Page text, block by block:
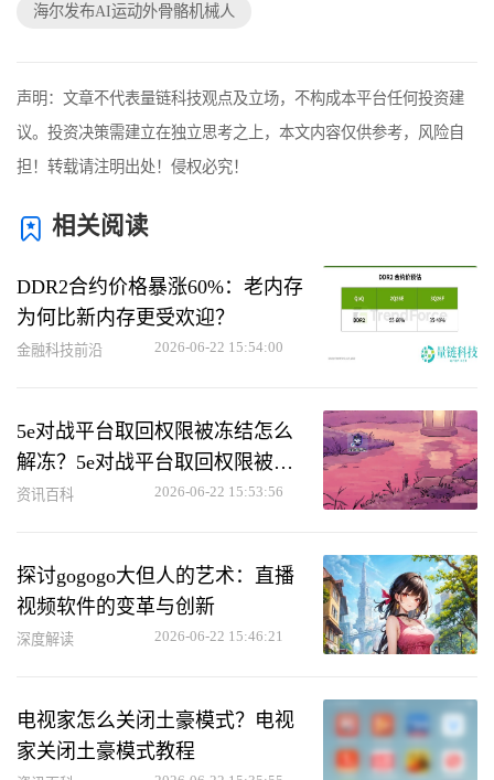
海尔发布AI运动外骨骼机械人
声明：文章不代表量链科技观点及立场，不构成本平台任何投资建
议。投资决策需建立在独立思考之上，本文内容仅供参考，风险自
担！转载请注明出处！侵权必究！
相关阅读
DDR2合约价格暴涨60%：老内存
为何比新内存更受欢迎？
金融科技前沿 2026-06-22 15:54:00
5e对战平台取回权限被冻结怎么
解冻？5e对战平台取回权限被冻
结解冻方法
资讯百科 2026-06-22 15:53:56
探讨gogogo大但人的艺术：直播
视频软件的变革与创新
深度解读 2026-06-22 15:46:21
电视家怎么关闭土豪模式？电视
家关闭土豪模式教程